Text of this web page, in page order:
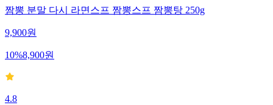
짬뽕 분말 다시 라면스프 짬뽕스프 짬뽕탕 250g
9,900원
10%8,900원
4.8